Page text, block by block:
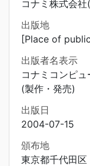
コナミ株式会社
出版地
[Place of
出版者名表示
コナミコンピ
(製作・発売)
出版日
2004-07-15
頒布地
東京都千代田区